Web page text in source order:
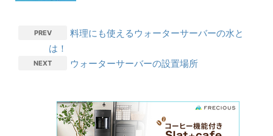
PREV
料理にも使えるウォーターサーバーの水と
は！
NEXT ウォーターサーバーの設置場所